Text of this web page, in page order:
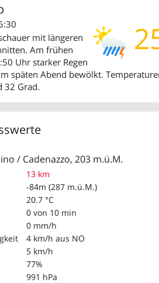
mit längeren
Am frühen
Uhr starker Regen
späten Abend bewölkt.
32 Grad.
/ Cadenazzo, 203 m.ü.M.
13 km
-84m (287 m.ü.M.)
20.7 °C
0 von 10 min
0 mm/h
4 km/h aus NO
5 km/h
77%
991 hPa